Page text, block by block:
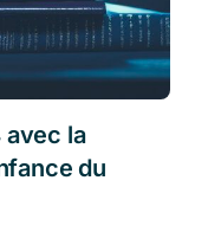
avec la
du